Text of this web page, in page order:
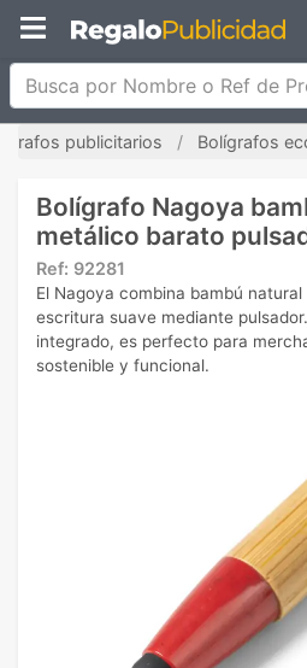
Busca por Nombre o Ref de
publicitarios Bolígrafos
Bolígrafo Nagoya
metálico barato
Ref: 92281
El Nagoya combina bambú
escritura suave mediante
integrado, es perfecto para
sostenible y funcional.